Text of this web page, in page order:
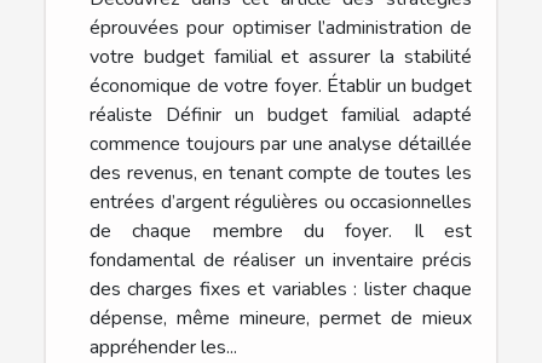
éprouvées pour optimiser l’administration de
votre budget familial et assurer la stabilité
économique de votre foyer. Établir un budget
réaliste Définir un budget familial adapté
commence toujours par une analyse détaillée
des revenus, en tenant compte de toutes les
entrées d’argent régulières ou occasionnelles
de chaque membre du foyer. Il est
fondamental de réaliser un inventaire précis
des charges fixes et variables : lister chaque
dépense, même mineure, permet de mieux
appréhender les...